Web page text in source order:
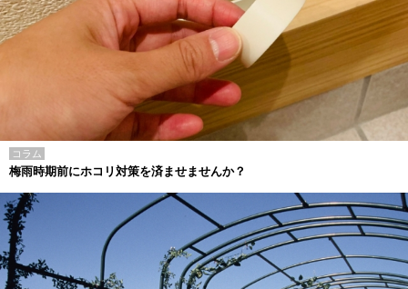
コラム
梅雨時期前にホコリ対策を済ませませんか？